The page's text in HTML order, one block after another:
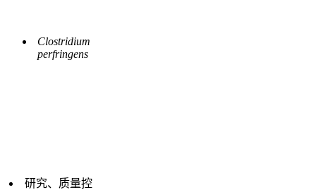
Clostridium
perfringens
研究、质量控